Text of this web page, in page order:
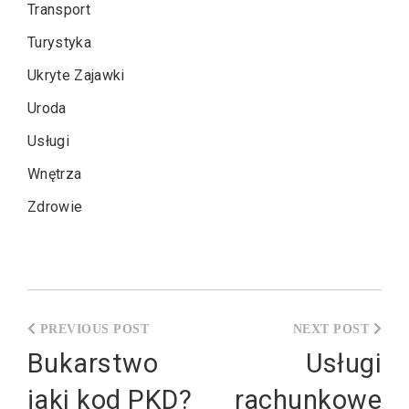
Transport
Turystyka
Ukryte Zajawki
Uroda
Usługi
Wnętrza
Zdrowie
wpisu
Bukarstwo
jaki kod PKD?
Usługi
rachunkowe